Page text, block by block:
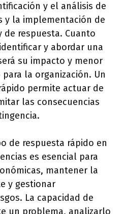
y el análisis de
y la implementación de
de respuesta. Cuanto
y abordar una
su impacto y menor
la organización. Un
permite actuar de
las consecuencias
de respuesta rápido en
es esencial para
mantener la
y gestionar
La capacidad de
un problema, analizarlo